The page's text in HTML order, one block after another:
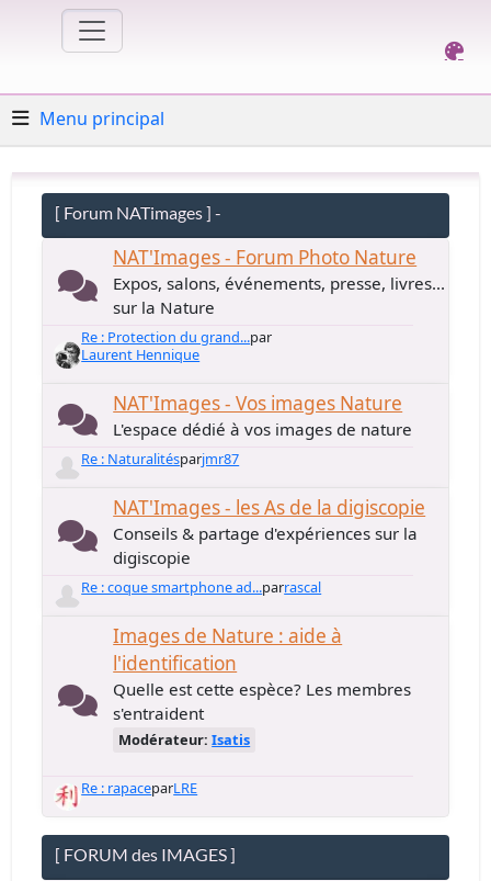
Menu principal
[ Forum NATimages ] -
NAT'Images - Forum Photo Nature
Expos, salons, événements, presse, livres...
sur la Nature
Re : Protection du grand...par
Laurent Hennique
NAT'Images - Vos images Nature
L'espace dédié à vos images de nature
Re : Naturalitésparjmr87
NAT'Images - les As de la digiscopie
Conseils & partage d'expériences sur la
digiscopie
Re : coque smartphone ad...parrascal
Images de Nature : aide à
l'identification
Quelle est cette espèce? Les membres
s'entraident
Modérateur:Isatis
Re : rapaceparLRE
[ FORUM des IMAGES ]